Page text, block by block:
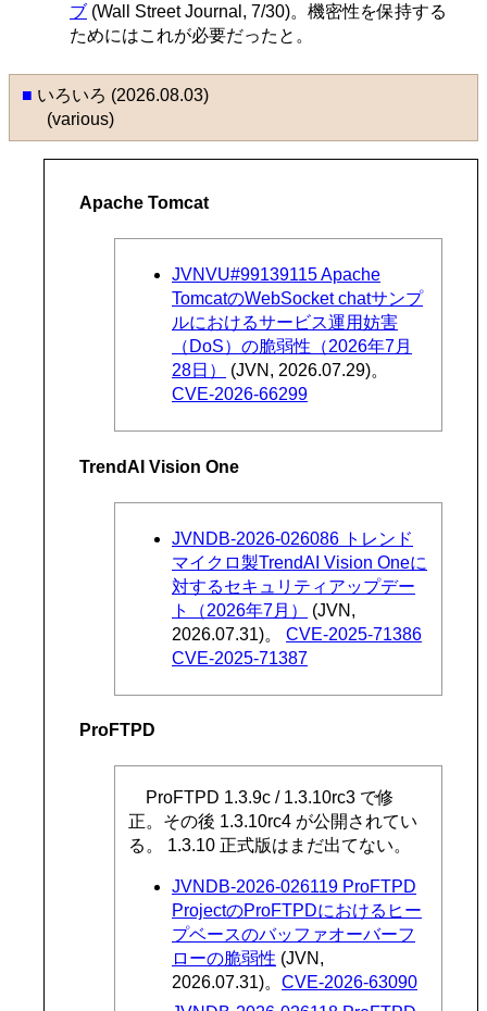
ブ (Wall Street Journal, 7/30)。機密性を保持する
ためにはこれが必要だったと。
■ いろいろ (2026.08.03)
(various)
Apache Tomcat
JVNVU#99139115 Apache
TomcatのWebSocket chatサンプ
ルにおけるサービス運用妨害
（DoS）の脆弱性（2026年7月
28日）
(JVN, 2026.07.29)。
CVE-2026-66299
TrendAI Vision One
JVNDB-2026-026086 トレンド
マイクロ製TrendAI Vision Oneに
対するセキュリティアップデー
ト（2026年7月）
(JVN,
2026.07.31)。 CVE-2025-71386
CVE-2025-71387
ProFTPD
ProFTPD 1.3.9c / 1.3.10rc3 で修
正。その後 1.3.10rc4 が公開されてい
る。 1.3.10 正式版はまだ出てない。
JVNDB-2026-026119 ProFTPD
ProjectのProFTPDにおけるヒー
プベースのバッファオーバーフ
ローの脆弱性 (JVN,
2026.07.31)。 CVE-2026-63090